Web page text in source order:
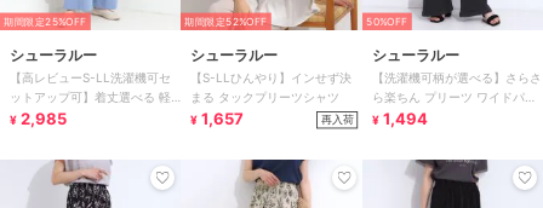
期間限定25%OFF
シューラルー
【高レビューS-LL洗濯機可セ
ットアップ可】着丈選べる 軽
凛(かろりん) ひんやりフラップ
¥ 2,985
期間限定52%OFF
シューラルー
【S-LLひんやり】インせず決
まる タックプリーツシャツ
¥ 1,657 再入荷
50%OFF
シューラルー
【洗濯機可柄が選べる】さらさ
ら楽ちん プリーツ ワイドパン
ツ
¥ 1,494